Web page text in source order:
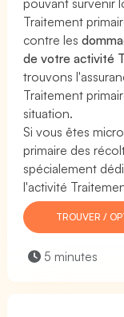
Traitement
contre les
de votre activité
trouvons
Traitement
situation.
Si vous êtes
primaire des
spécialement
l'activité
TROUVER /
5 minutes